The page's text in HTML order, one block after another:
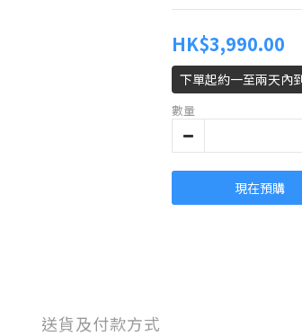
HK$3,990.00
下單起約一至兩天內
數量
現在預購
送貨及付款方式